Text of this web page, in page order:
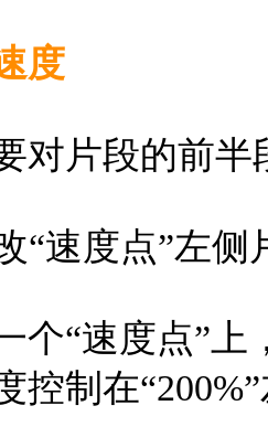
度
对片段的前
“速度点”左
个“速度点”
控制在